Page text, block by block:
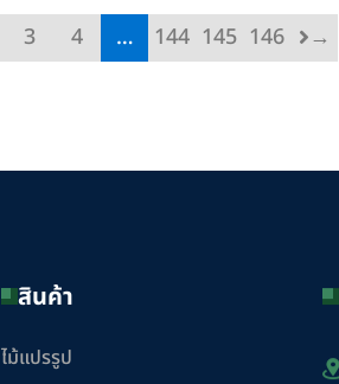
3 4 … 144 145 146 →
สินค้า
ไม้แปรรูป